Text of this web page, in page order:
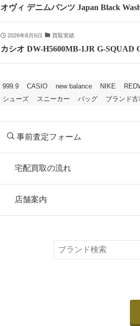
オヴィ デニムパンツ Japan Black
2026年8月6日 買取実績
カシオ DW-H5600MB-1JR G-SQUAD
999.9 CASIO new balance NIKE
シューズ
スニーカー バッグ ブランド古
事前査定フォーム
宅配買取の流れ
お申込み
または梱包材不要の「集荷
箱に売りたいお品をつめ
店舗案内